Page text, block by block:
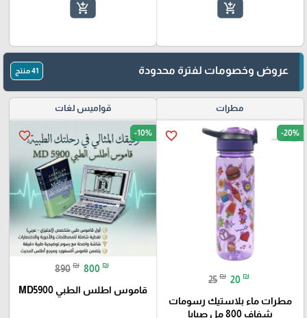
add_shopping_cart
add_shopping_cart
عروض وخصومات لفترة محدودة 41 منتج
مطرات
favorite_border -20%
25 ₪ 20 ₪
مطرات ماء بلاستيك رسومات
شفاف 800 مل صبايا
قواميس لغات
favorite_border -10%
890 ₪ 800 ₪
قاموس اطلس الطبي MD5900